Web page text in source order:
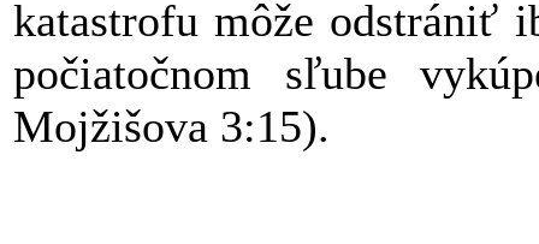
katastrofu môže odstrániť
počiatočnom sľube
Mojžišova 3:15).